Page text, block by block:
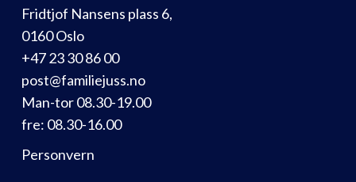
Fridtjof Nansens plass 6,
0160 Oslo
+47 23 30 86 00
post@familiejuss.no
Man-tor 08.30-19.00
fre: 08.30-16.00
Personvern